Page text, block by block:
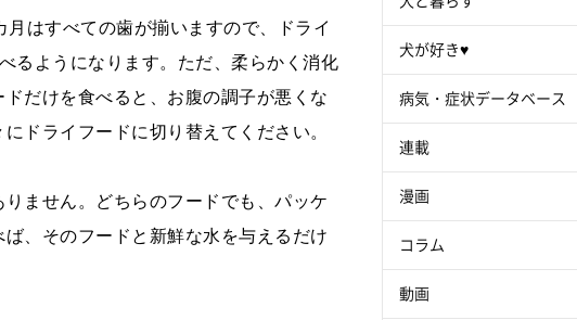
はすべての歯が揃いますので、ドライ
るようになります。ただ、柔らかく消化
だけを食べると、お腹の調子が悪くな
ドライフードに切り替えてください。
ません。どちらのフードでも、パッケ
、そのフードと新鮮な水を与えるだけ
犬が好き♥
病気・症状データベース
連載
漫画
コラム
動画